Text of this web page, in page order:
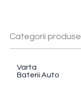
Categorii produse
Varta
Baterii Auto